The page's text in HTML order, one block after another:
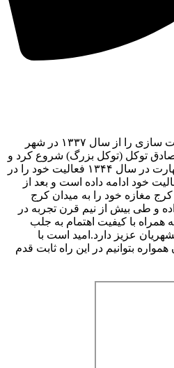
آقای محسن توکل حرفه ساعت سازی را از سال ۱۳۳۷ در شهر
توکل (توکل بزرگ) شروع کرد و
پس از سالها کسب تجربه و مهارت در سال ۱۳۴۴ فعالیت خود را در
خود ادامه داده است و بعد از
مغازه خود را به میدان کرج
و طی بیش از نیم قرن تجربه در
با کیفیت اهتمام به جلب
عزیز دارد.امید است با
بتوانیم در این راه ثابت قدم